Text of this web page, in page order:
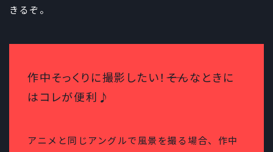
きるぞ。
作中そっくりに撮影したい！――そんなときに
はコレが便利♪
アニメと同じアングルで風景を撮る場合、作中